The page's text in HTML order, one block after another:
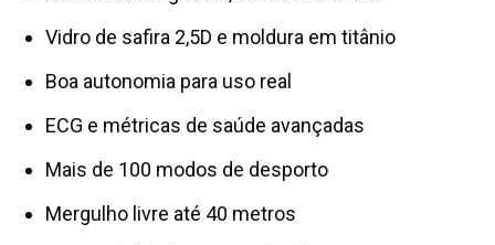
Vidro de safira 2,5D e moldura em titânio
Boa autonomia para uso real
ECG e métricas de saúde avançadas
Mais de 100 modos de desporto
Mergulho livre até 40 metros